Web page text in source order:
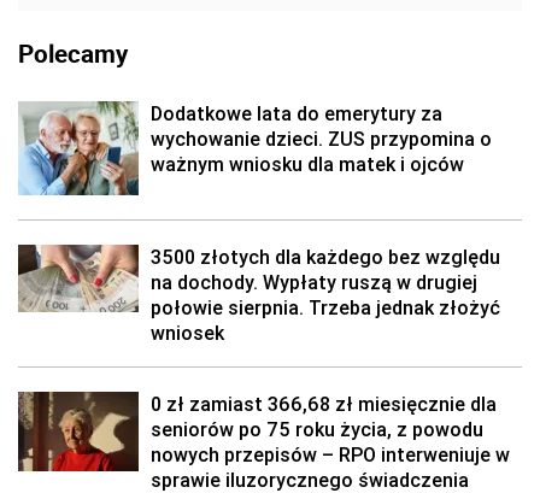
Polecamy
Dodatkowe lata do emerytury za
wychowanie dzieci. ZUS przypomina o
ważnym wniosku dla matek i ojców
3500 złotych dla każdego bez względu
na dochody. Wypłaty ruszą w drugiej
połowie sierpnia. Trzeba jednak złożyć
wniosek
0 zł zamiast 366,68 zł miesięcznie dla
seniorów po 75 roku życia, z powodu
nowych przepisów – RPO interweniuje w
sprawie iluzorycznego świadczenia